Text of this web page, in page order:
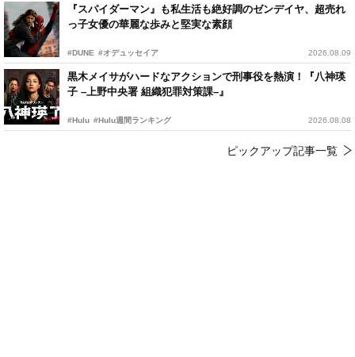
『スパイダーマン』も私生活も絶好調のゼンデイヤ、超売れ
っ子女優の華麗な歩みと堅実な素顔
#DUNE #オデュッセイア 2026.08.09
黒木メイサがハードなアクションで刑事役を熱演！『八神瑛
子 –上野中央署 組織犯罪対策課–』
#Hulu #Hulu週間ランキング 2026.08.08
ピックアップ記事一覧